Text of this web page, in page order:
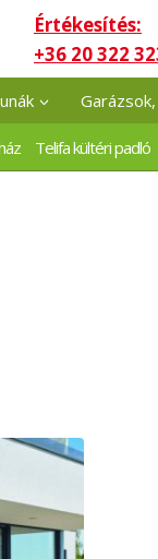
Értékesítés:
+36 20 322
Telifa kültéri padló